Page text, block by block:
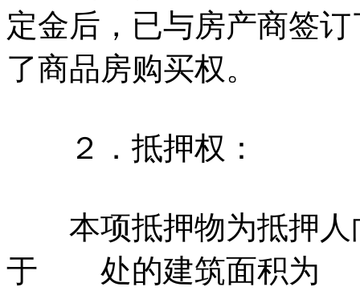
定金后，已与房产商签
了商品房购买权。
２．抵押权：
本项抵押物为抵押
于 处的建筑面积为